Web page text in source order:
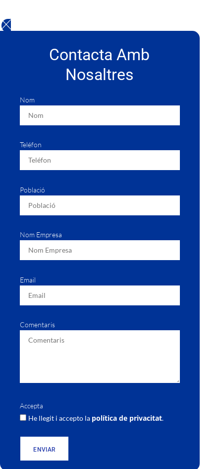
Contacta Amb
Nosaltres
Nom
Teléfon
Població
Nom Empresa
Email
Comentaris
Accepta
He llegit i accepto la política de privacitat.
ENVIAR